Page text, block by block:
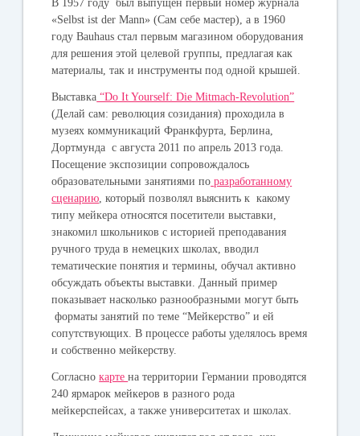
В 1957 году был выпущен первый номер журнала
«Selbst ist der Mann» (Сам себе мастер), а в 1960
году Bauhaus стал первым магазином оборудования
для решения этой целевой группы, предлагая как
материалы, так и инструменты под одной крышей.
Выставка “Do It Yourself: Die Mitmach-Revolution”
(Делай сам: революция созидания) проходила в
музеях коммуникаций Франкфурта, Берлина,
Дортмунда с августа 2011 по апрель 2013 года.
Посещение экспозиции сопровождалось
образовательными занятиями по разработанному
сценарию , который позволял выяснить к какому
типу мейкера относятся посетители выставки,
знакомил школьников с историей преподавания
ручного труда в немецких школах, вводил
тематические понятия и термины, обучал активно
обсуждать объекты выставки. Данный пример
показывает насколько разнообразными могут быть
форматы занятий по теме “Мейкерство” и ей
сопутствующих. В процессе работы уделялось время
и собственно мейкерству.
Согласнокартена территории Германии проводятся
240 ярмарок мейкеров в разного рода
мейкерспейсах, а также университетах и школах.